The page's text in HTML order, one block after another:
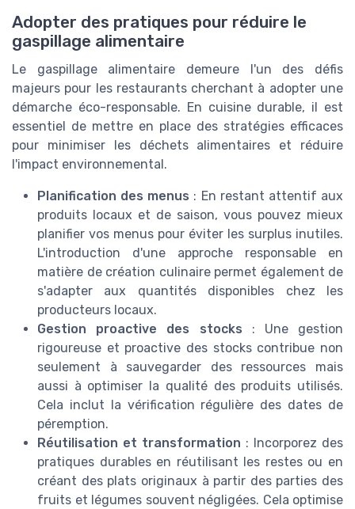
Adopter des pratiques pour réduire le
gaspillage alimentaire
Le gaspillage alimentaire demeure l'un des défis
majeurs pour les restaurants cherchant à adopter une
démarche éco-responsable. En cuisine durable, il est
essentiel de mettre en place des stratégies efficaces
pour minimiser les déchets alimentaires et réduire
l'impact environnemental.
Planification des menus : En restant attentif aux
produits locaux et de saison, vous pouvez mieux
planifier vos menus pour éviter les surplus inutiles.
L'introduction d'une approche responsable en
matière de création culinaire permet également de
s'adapter aux quantités disponibles chez les
producteurs locaux.
Gestion proactive des stocks : Une gestion
rigoureuse et proactive des stocks contribue non
seulement à sauvegarder des ressources mais
aussi à optimiser la qualité des produits utilisés.
Cela inclut la vérification régulière des dates de
péremption.
Réutilisation et transformation : Incorporez des
pratiques durables en réutilisant les restes ou en
créant des plats originaux à partir des parties des
fruits et légumes souvent négligées. Cela optimise